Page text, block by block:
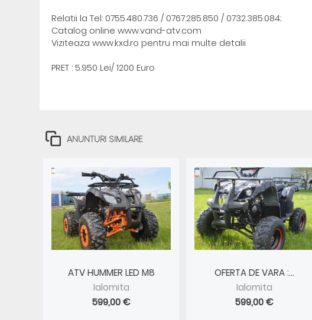
Relatii la Tel: 0755.480.736 / 0767.285.850 / 0732.385.084;
Catalog online www.vand-atv.com
Viziteaza www.kxd.ro pentru mai multe detalii
PRET : 5.950 Lei/ 1200 Euro
ANUNTURI SIMILARE
ATV HUMMER LED M8
Ialomita
599,00 €
OFERTA DE VARA :...
Ialomita
599,00 €